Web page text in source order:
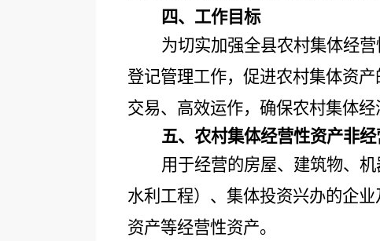
四、工作目标
为切实加强全县农村集体经
登记管理工作，促进农村集体资
交易、高效运作，确保农村集体经
五、农村集体经营性资产非
用于经营的房屋、建筑物、
水利工程）、集体投资兴办的企
资产等经营性资产。